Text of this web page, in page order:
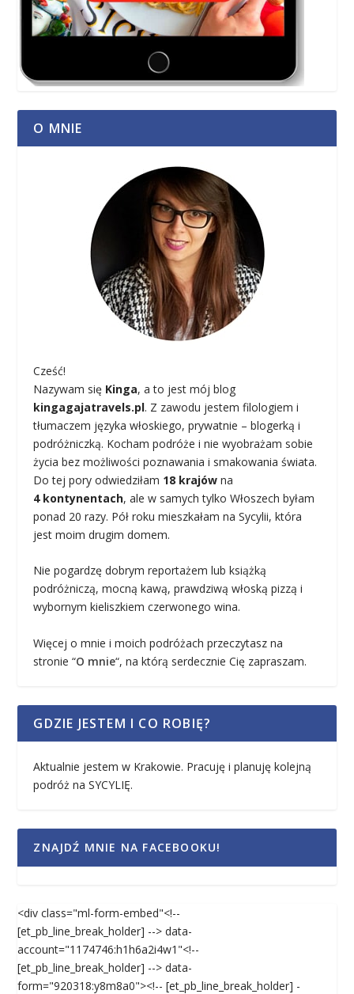
O MNIE
Cześć!
Nazywam się Kinga, a to jest mój blog
kingagajatravels.pl. Z zawodu jestem filologiem i
tłumaczem języka włoskiego, prywatnie – blogerką i
podróżniczką. Kocham podróże i nie wyobrażam sobie
życia bez możliwości poznawania i smakowania świata.
Do tej pory odwiedziłam 18 krajów na
4 kontynentach, ale w samych tylko Włoszech byłam
ponad 20 razy. Pół roku mieszkałam na Sycylii, która
jest moim drugim domem.
Nie pogardzę dobrym reportażem lub książką
podróżniczą, mocną kawą, prawdziwą włoską pizzą i
wybornym kieliszkiem czerwonego wina.
Więcej o mnie i moich podróżach przeczytasz na
stronie “O mnie“, na którą serdecznie Cię zapraszam.
GDZIE JESTEM I CO ROBIĘ?
Aktualnie jestem w Krakowie. Pracuję i planuję kolejną
podróż na SYCYLIĘ.
ZNAJDŹ MNIE NA FACEBOOKU!
<div class="ml-form-embed"<!--
[et_pb_line_break_holder] --> data-
account="1174746:h1h6a2i4w1"<!--
[et_pb_line_break_holder] --> data-
form="920318:y8m8a0"><!-- [et_pb_line_break_holder] -